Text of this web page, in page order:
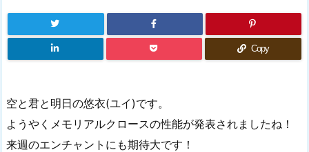
Copy
空と君と明日の悠衣(ユイ)です。
ようやくメモリアルクロースの性能が発表されましたね！
来週のエンチャントにも期待大です！